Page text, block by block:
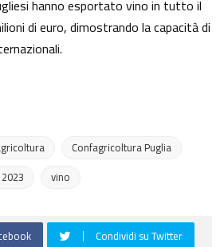
hanno esportato vino in tutto il
di euro, dimostrando la capacità di
Confagricoltura Puglia
vino
Condividi su Twitter